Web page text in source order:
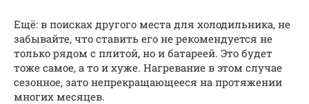
Ещё: в поисках другого места для холодильника, не
забывайте, что ставить его не рекомендуется не
только рядом с плитой, но и батареей. Это будет
тоже самое, а то и хуже. Нагревание в этом случае
сезонное, зато непрекращающееся на протяжении
многих месяцев.